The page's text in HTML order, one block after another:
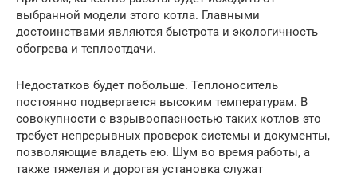
выбранной модели этого котла. Главными
достоинствами являются быстрота и экологичность
обогрева и теплоотдачи.
Недостатков будет побольше. Теплоноситель
постоянно подвергается высоким температурам. В
совокупности с взрывоопасностью таких котлов это
требует непрерывных проверок системы и документы,
позволяющие владеть ею. Шум во время работы, а
также тяжелая и дорогая установка служат